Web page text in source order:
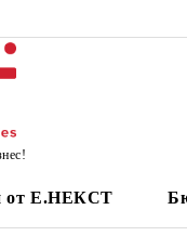
от Е.НЕКСТ